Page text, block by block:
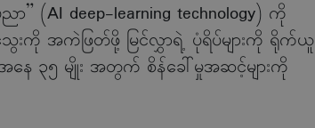
(AI deep-learning technology) ကို
သွေးကို အကဲဖြတ်ဖို့ မြင်လွှာရဲ့ ပုံရိပ်များကို ရိုက်ယူ
အနေ ၃၅ မျိုး အတွက် စိန်ခေါ်မှုအဆင့်များကို